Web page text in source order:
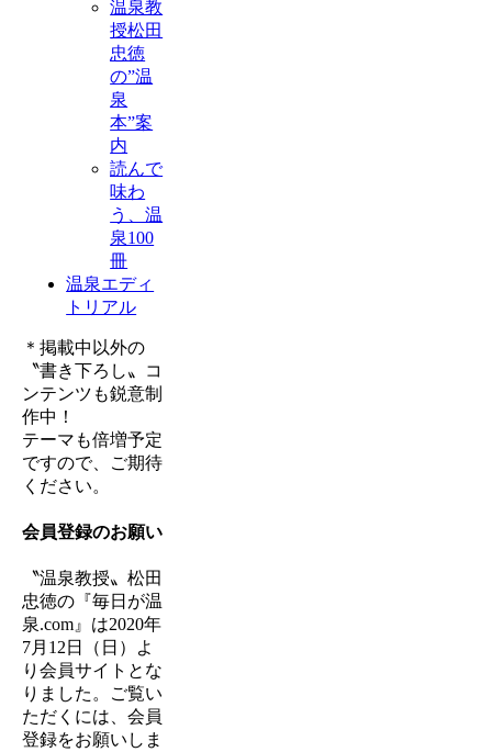
温泉教
授松田
忠徳
の”温
泉
本”案
内
読んで
味わ
う、温
泉100
冊
温泉エディ
トリアル
＊掲載中以外の
〝書き下ろし〟コ
ンテンツも鋭意制
作中！
テーマも倍増予定
ですので、ご期待
ください。
会員登録のお願い
〝温泉教授〟松田
忠徳の『毎日が温
泉.com』は2020年
7月12日（日）
よ
り会員サイトとな
りました。ご覧い
ただくには、会員
登録をお願いしま